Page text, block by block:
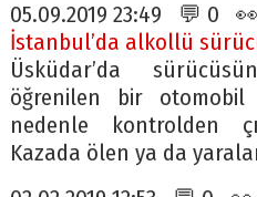
05.09.2019 23:49 💬 0 👀
İstanbul’da alkollü
Üsküdar’da
öğrenilen bir
nedenle kontrolden
Kazada ölen ya da